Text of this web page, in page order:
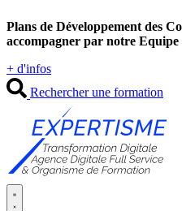
au
contenu
Plans de Développement des
accompagner par notre Equipe
+ d'infos
Rechercher une formation